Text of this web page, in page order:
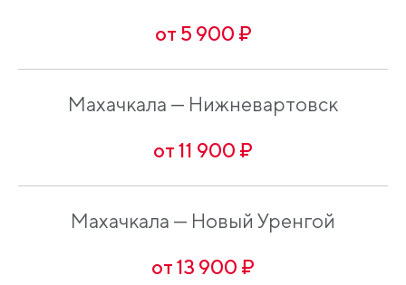
от 5 900 ₽
Махачкала — Нижневартовск
от 11 900 ₽
Махачкала — Новый Уренгой
от 13 900 ₽